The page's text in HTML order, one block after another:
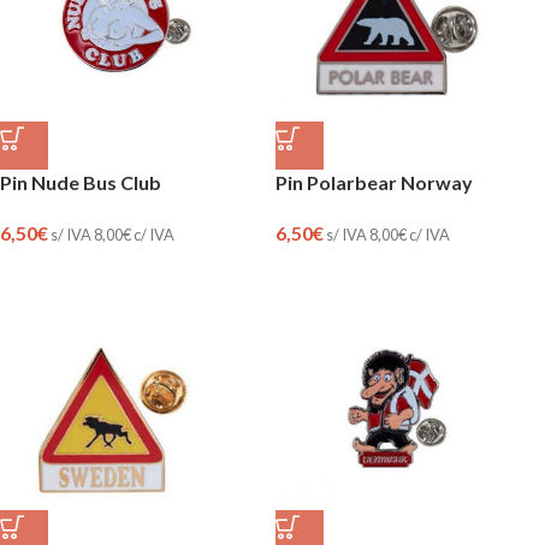
Pin Nude Bus Club
6,50€s/ IVA 8,00€c/ IVA
Pin Polarbear Norway
6,50€s/ IVA 8,00€c/ IVA